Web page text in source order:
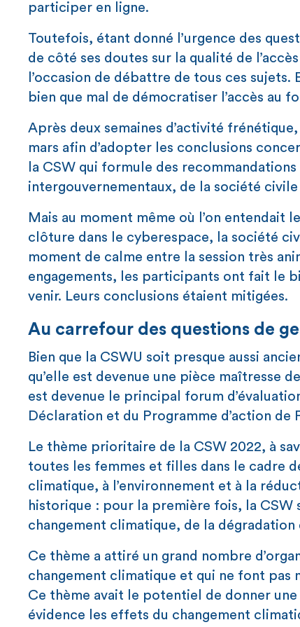
participer en ligne.
Toutefois, étant donné l’urgence des
de côté ses doutes sur la qualité de
l’occasion de débattre de tous ces
bien que mal de démocratiser l’accès au
Après deux semaines d’activité
mars afin d’adopter les conclusions
la CSW qui formule des
intergouvernementaux, de la société civile
Mais au moment même où l’on entendait
clôture dans le cyberespace, la société
moment de calme entre la session très
engagements, les participants ont fait le
venir. Leurs conclusions étaient mitigées.
Au carrefour des questions de
Bien que la CSWU soit presque aussi
qu’elle est devenue une pièce maîtresse
est devenue le principal forum
Déclaration et du Programme d’action de
Le thème prioritaire de la CSW 2022, à
toutes les femmes et filles dans le cadre
climatique, à l’environnement et à la
historique : pour la première fois, la
changement climatique, de la
Ce thème a attiré un grand nombre
changement climatique et qui ne font pas
Ce thème avait le potentiel de donner
évidence les effets du changement